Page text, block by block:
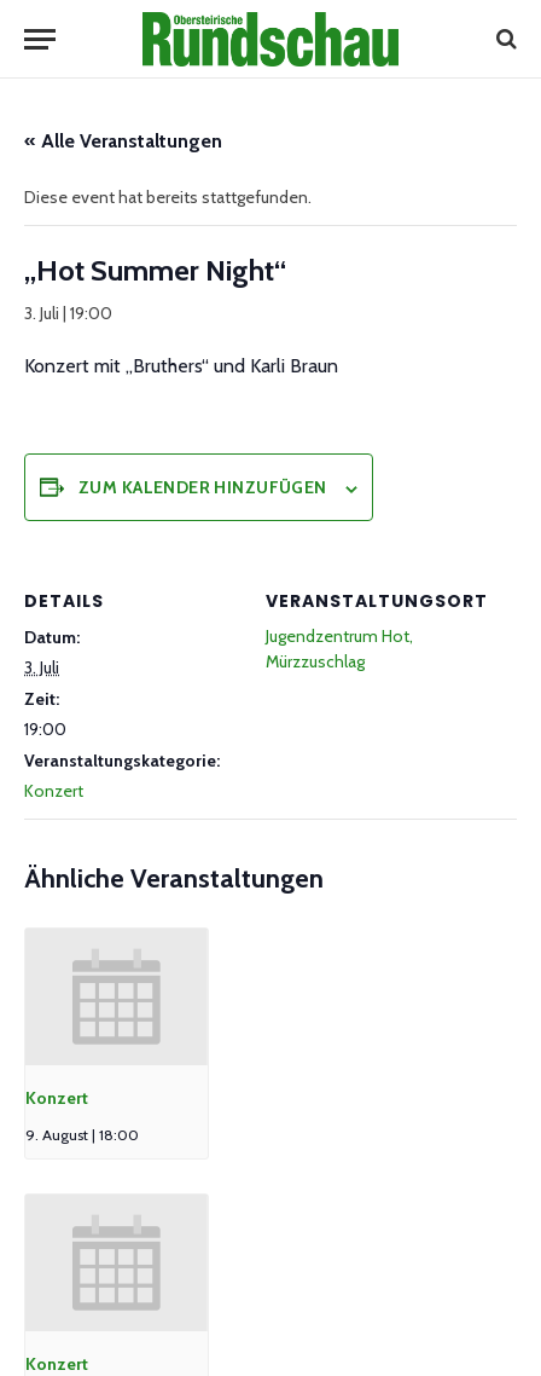
« Alle Veranstaltungen
Diese event hat bereits stattgefunden.
„Hot Summer Night“
3. Juli | 19:00
Konzert mit „Bruthers“ und Karli Braun
ZUM KALENDER HINZUFÜGEN
DETAILS
Datum:
3. Juli
Zeit:
19:00
Veranstaltungskategorie:
Konzert
VERANSTALTUNGSORT
Jugendzentrum Hot,
Mürzzuschlag
Ähnliche Veranstaltungen
Konzert
9. August | 18:00
Konzert